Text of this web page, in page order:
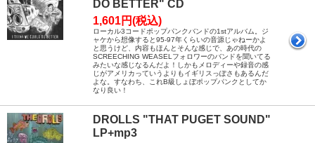
DO BETTER" CD
1,601円(税込)
ローカル3コードポップパンクバンドの1stアルバム。ジ
ャケから想像すると95-97年くらいの音源じゃねーかよ
と思うけど、内容もほんとそんな感じで、あの時代の
SCREECHING WEASELフォロワーのバンドを聞いてる
みたいな感じなるんだよ！しかもメロディーや録音の感
じがアメリカっていうよりもイギリスっぽさもあるんだ
よな。すなわち、これB級しょぼポップパンクとしてか
なり良い！
DROLLS "THAT PUGET SOUND"
LP+mp3